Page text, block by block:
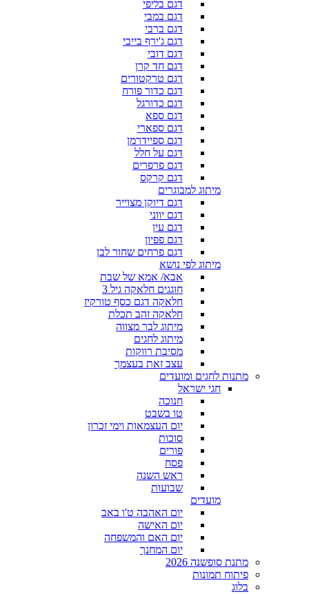
דגם בליפי
דגם במבי
דגם ברבי
דגם ג'ירף בייבי
דגם דובי
דגם חד קרן
דגם טרקטורים
דגם כדור פורח
דגם כדורגל
דגם ספא
דגם ספארי
דגם ספיידרמן
דגם על חלל
דגם פרפרים
דגם קרקס
מיתוג למבוגרים
דגם דיוקן מצוייר
דגם יווני
דגם עין
דגם פפיון
דגם פרחים שחור לבן
מיתוג לפי נושא
אבא/ אמא של שבת
חוגגים חלאקה גיל 3
חלאקה דגם כסף טורקיז
חלאקה זהב תכלת
מיתוג לבר מצווה
מיתוג לחגים
מסיבת רווקות
עצב זאת בעצמך
מתנות לחגים ומועדים
חגי ישראל
חנוכה
טו בשבט
יום העצמאות וימי זכרון
סוכות
פורים
פסח
ראש השנה
שבועות
מועדים
יום האהבה ט'ו באב
יום האישה
יום האם והמשפחה
יום המחנך
מתנת סופשנה 2026
פיתוח תמונות
בלוג